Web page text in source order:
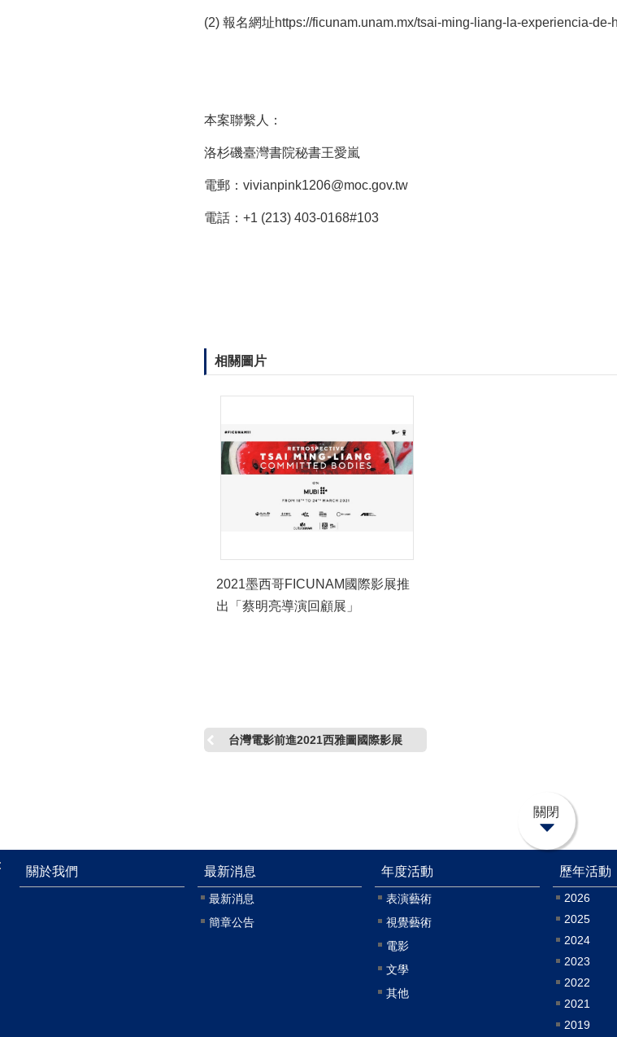
(2) 報名網址https://ficunam.unam.mx/tsai-ming-liang-la-experiencia-de-
本案聯繫人：
洛杉磯臺灣書院秘書王愛嵐
電郵：vivianpink1206@moc.gov.tw
電話：+1 (213) 403-0168#103
相關圖片
2021墨西哥FICUNAM國際影展推
出「蔡明亮導演回顧展」
台灣電影前進2021西雅圖國際影展
關閉
關於我們 最新消息
最新消息
簡章公告
年度活動
表演藝術
視覺藝術
電影
文學
其他
歷年活動
2026
2025
2024
2023
2022
2021
2019